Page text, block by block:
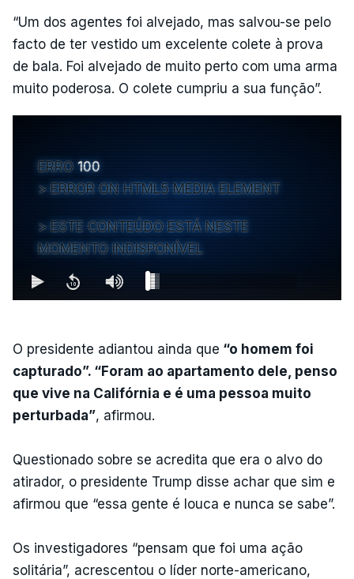
“Um dos agentes foi alvejado, mas salvou-se pelo
facto de ter vestido um excelente colete à prova
de bala. Foi alvejado de muito perto com uma arma
muito poderosa. O colete cumpriu a sua função”.
ERRO 100
ERROR ON HTML5 MEDIA ELEMENT
ESTE CONTEÚDO ESTÁ NESTE
MOMENTO INDISPONÍVEL
O presidente adiantou ainda que “o homem foi
capturado”. “Foram ao apartamento dele, penso
que vive na Califórnia e é uma pessoa muito
perturbada”, afirmou.
Questionado sobre se acredita que era o alvo do
atirador, o presidente Trump disse achar que sim e
afirmou que “essa gente é louca e nunca se sabe”.
Os investigadores “pensam que foi uma ação
solitária”, acrescentou o líder norte-americano,